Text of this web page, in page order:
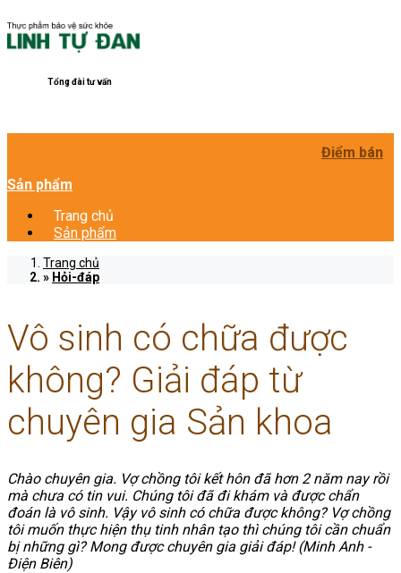
Tổng đài tư vấn
Sản phẩm
Trang chủ
Sản phẩm
Điểm bán
Trang chủ
Hỏi-đáp
Vô sinh có chữa được
không? Giải đáp từ
chuyên gia Sản khoa
Chào chuyên gia. Vợ chồng tôi kết hôn đã hơn 2 năm nay rồi
mà chưa có tin vui. Chúng tôi đã đi khám và được chẩn
đoán là vô sinh. Vậy vô sinh có chữa được không? Vợ chồng
tôi muốn thực hiện thụ tinh nhân tạo thì chúng tôi cần chuẩn
bị những gì? Mong được chuyên gia giải đáp! (Minh Anh -
Điện Biên)